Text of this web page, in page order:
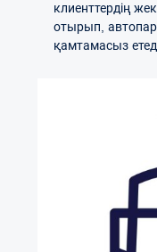
клиенттердің
отырып,
қамтамасыз